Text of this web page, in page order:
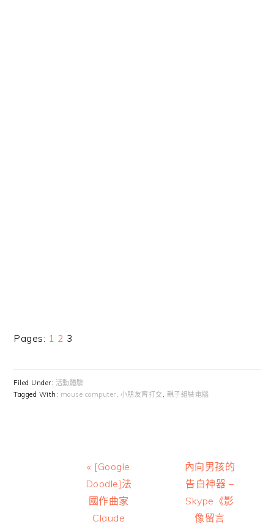
Pages: Page
1 Page
2 Page
3
Filed Under: 活動體驗
Tagged With: mouse computer, 小朋友齊打交 , 親子組裝電腦
Previous
Post:
« [Google
Doodle]法
國作曲家
Claude
Next
Post:
內向男孩的
告白神器 –
Skype《影
像留言